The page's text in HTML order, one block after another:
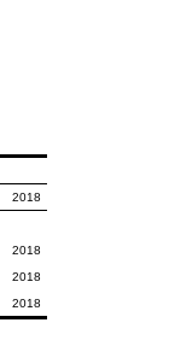
2018
2018
2018
2018